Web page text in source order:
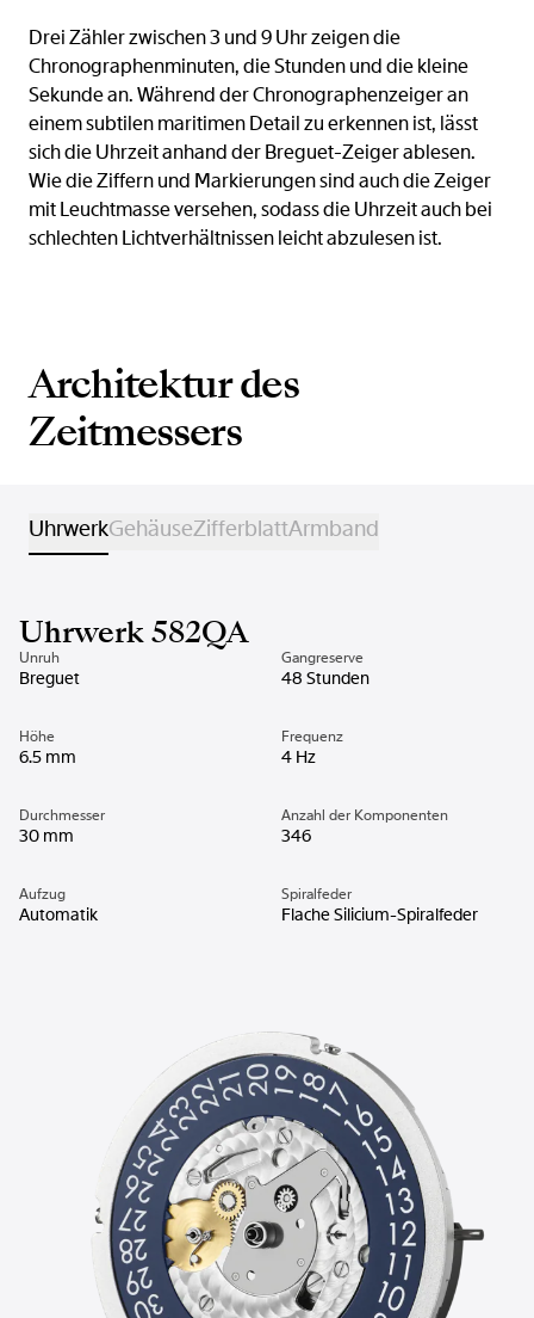
Drei Zähler zwischen 3 und 9 Uhr zeigen die
Chronographenminuten, die Stunden und die kleine
Sekunde an. Während der Chronographenzeiger an
einem subtilen maritimen Detail zu erkennen ist, lässt
sich die Uhrzeit anhand der Breguet-Zeiger ablesen.
Wie die Ziffern und Markierungen sind auch die Zeiger
mit Leuchtmasse versehen, sodass die Uhrzeit auch bei
schlechten Lichtverhältnissen leicht abzulesen ist.
Architektur des
Zeitmessers
UhrwerkGehäuseZifferblattArmband
Uhrwerk 582QA
Unruh
Breguet
Gangreserve
48 Stunden
Höhe
6.5 mm
Frequenz
4 Hz
Durchmesser
30 mm
Anzahl der Komponenten
346
Aufzug
Automatik
Spiralfeder
Flache Silicium-Spiralfeder